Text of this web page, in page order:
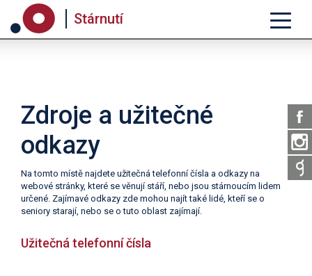
Stárnutí
Zdroje a užitečné
odkazy
Na tomto místě najdete užitečná telefonní čísla a odkazy na
webové stránky, které se věnují stáří, nebo jsou stárnoucím lidem
určené. Zajímavé odkazy zde mohou najít také lidé, kteří se o
seniory starají, nebo se o tuto oblast zajímají.
Užitečná telefonní čísla